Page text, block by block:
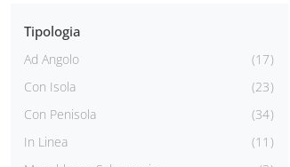
Tipologia
Ad Angolo
17
Con Isola
23
Con Penisola
34
In Linea
11